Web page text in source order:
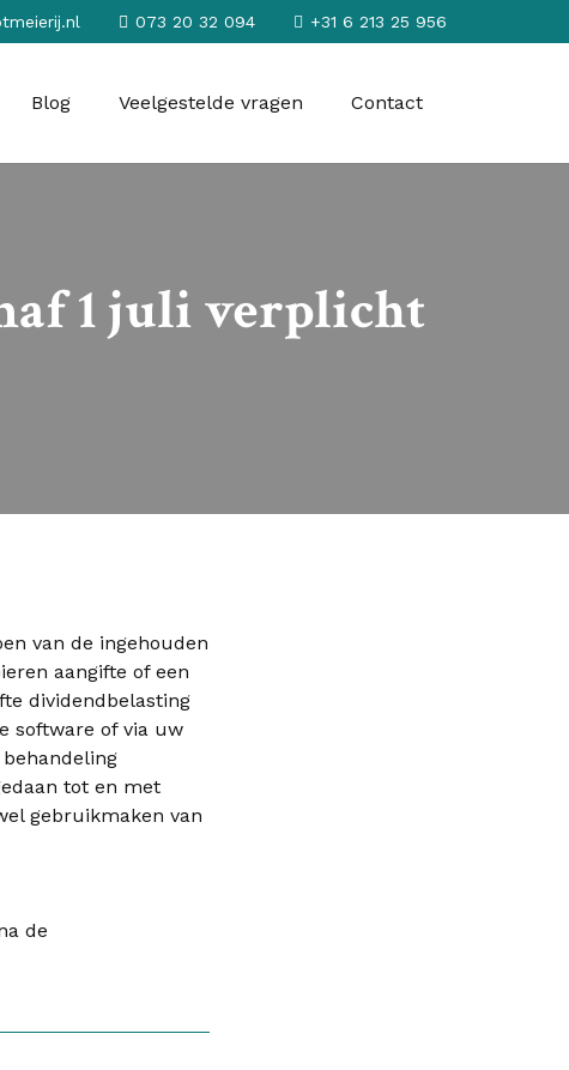
073 20 32 094 +31 6 213 25 956
Blog Veelgestelde vragen Contact
1 juli verplicht
van de ingehouden
aangifte of een
dividendbelasting
software of via uw
tot en met
gebruikmaken van
de